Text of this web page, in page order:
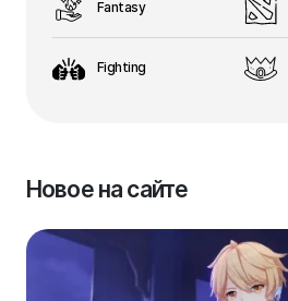
Fantasy
Fighting
Новое на сайте